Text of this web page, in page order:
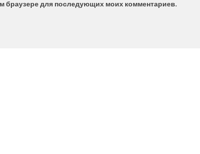
браузере для последующих моих комментариев.